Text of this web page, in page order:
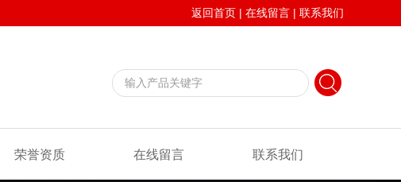
返回首页 | 在线留言 | 联系我们
荣誉资质 在线留言 联系我们